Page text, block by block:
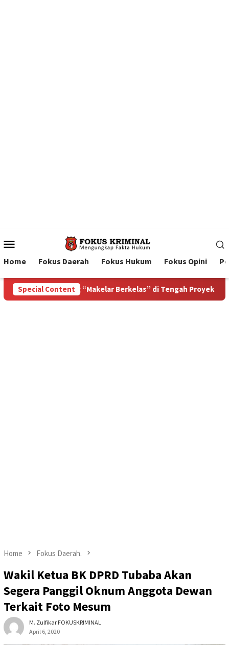
Menu
Home Fokus Daerah Fokus Hukum Fokus Opini
Special Content
Blok Masela Bupati Tanimbar Ricky Jauwerissa
Home Fokus Daerah.
Wakil Ketua BK DPRD Tubaba Akan
Segera Panggil Oknum Anggota Dewan
Terkait Foto Mesum
M. Zulfikar FOKUSKRIMINAL
April 6, 2020